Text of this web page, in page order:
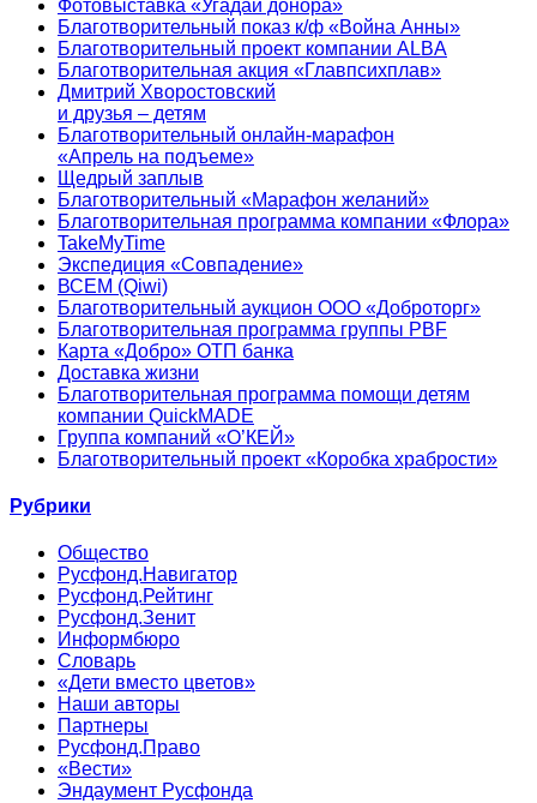
Фотовыставка «Угадай донора»
Благотворительный показ к/ф «Война Анны»
Благотворительный проект компании ALBA
Благотворительная акция «Главпсихплав»
Дмитрий Хворостовский
и друзья – детям
Благотворительный онлайн‑марафон
«Апрель на подъеме»
Щедрый заплыв
Благотворительный «Марафон желаний»
Благотворительная программа компании «Флора»
TakeMyTime
Экспедиция «Совпадение»
ВСЕМ (Qiwi)
Благотворительный аукцион ООО «Доброторг»
Благотворительная программа группы PBF
Карта «Добро» ОТП банка
Доставка жизни
Благотворительная программа помощи детям
компании QuickMADE
Группа компаний «О’КЕЙ»
Благотворительный проект «Коробка храбрости»
Рубрики
Общество
Русфонд.Навигатор
Русфонд.Рейтинг
Русфонд.Зенит
Информбюро
Словарь
«Дети вместо цветов»
Наши авторы
Партнеры
Русфонд.Право
«Вести»
Эндаумент Русфонда